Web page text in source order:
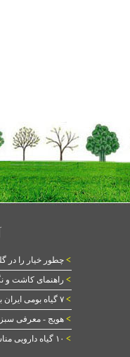
> چطور خیار را در
> راهنمای کاشت و
> ۷ گیاه بومی ایران برای بالکن‌های آفتاب‌گیر؛ کم‌توقع و مقاوم
> هویج - معرفی
> ۱۰ گیاه دارویی مناسب آپارتمان برای کاهش استرس و بهبود خواب